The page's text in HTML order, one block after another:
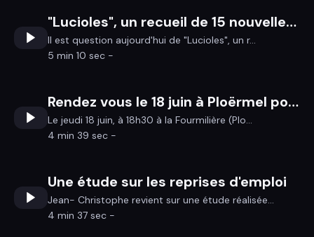
"Lucioles", un recueil de 15 nouvelles à déguster sur la plage
Il est question aujourd'hui de "Lucioles", un r...
5 min 10 sec -
Rendez vous le 18 juin à Ploërmel pour construire le futur !
Le jeudi 18 juin, à 18h30 à la Fourmilière (Plo...
4 min 39 sec -
Une étude sur les reprises d'emploi
Jean- Christophe revient sur une étude réalisée...
4 min 37 sec -